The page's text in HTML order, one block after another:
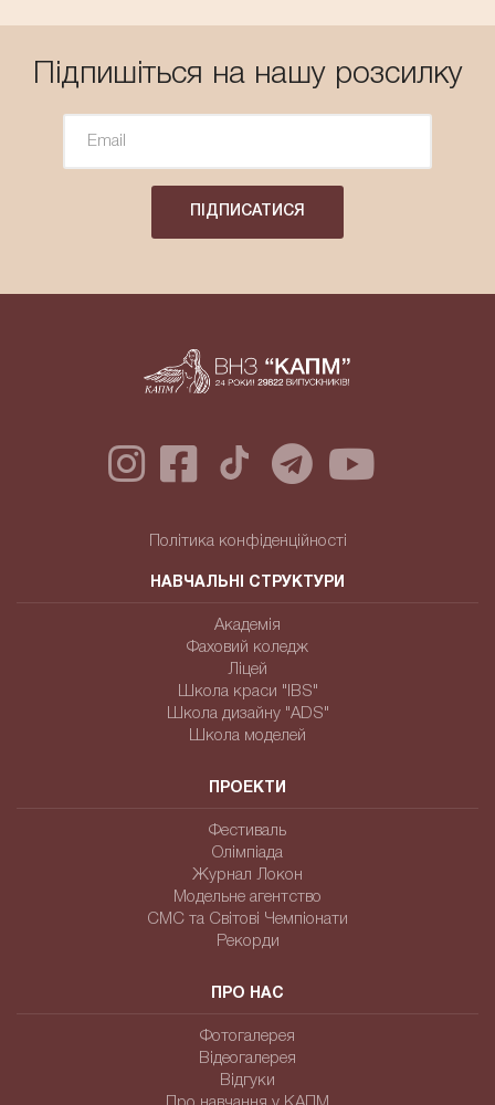
Підпишіться на нашу розсилку
ПІДПИСАТИСЯ
Політика конфіденційності
НАВЧАЛЬНІ СТРУКТУРИ
Академія
Фаховий коледж
Ліцей
Школа краси "IBS"
Школа дизайну "ADS"
Школа моделей
ПРОЕКТИ
Фестиваль
Олімпіада
Журнал Локон
Модельне агентство
СМС та Світові Чемпіонати
Рекорди
ПРО НАС
Фотогалерея
Відеогалерея
Відгуки